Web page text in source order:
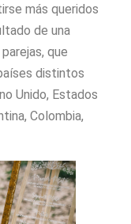
más queridos
de una
que
distintos
Unido, Estados
Colombia,